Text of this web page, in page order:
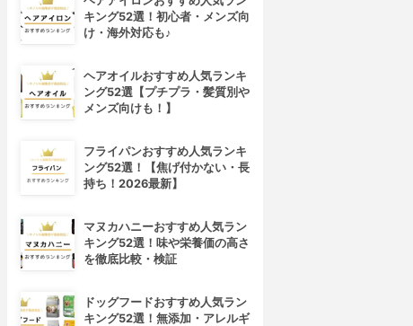
d program(d プログラム)
バイタライジング＆クリア ロ
ーション EX
4.01(1)
ALBION(アルビオン)
フローラドリップ
キング52選！初心者・メンズ向
け・海外対応も♪
ヘアオイルおすすめ人気ランキ
ング52選【プチプラ・髪質別や
メンズ向けも！】
フライパンおすすめ人気ランキ
ング52選！【焦げ付かない・長
持ち！2026最新】
マヌカハニーおすすめ人気ラン
キング52選！味や栄養価の高さ
を徹底比較・検証
ドッグフードおすすめ人気ラン
キング52選！無添加・アレルギ